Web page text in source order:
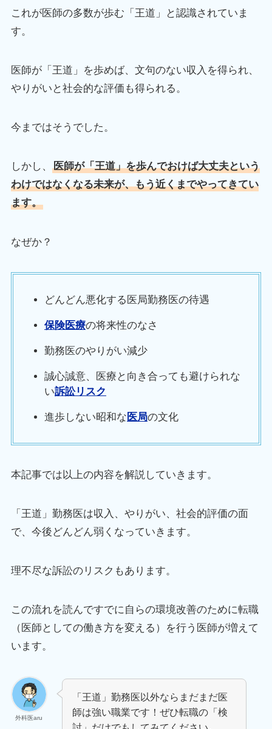
これが医師の多数が歩む「王道」と認識されていま
す。
医師が「王道」を歩めば、文句のない収入を得られ、
やりがいと社会的な評価も得られる。
今まではそうでした。
しかし、
医師が「王道」を歩んでおけば大丈夫という
わけではなくなる未来が、もう近くまでやってきてい
ます。
なぜか？
どんどん悪化する医局勤務医の待遇
保険医療の将来性のなさ
勤務医のやりがい減少
誠心誠意、医療と向き合っても避けられな
い訴訟リスク
進歩しない昭和な 医局の文化
本記事では以上の内容を解説していきます。
「王道」勤務医は収入、やりがい、社会的評価の面
で、今後どんどん弱くなっていきます。
理不尽な訴訟のリスクもあります。
この流れを読んですでに自らの環境改善のために転職
（医師としての働き方を変える）を行う医師が増えて
います。
外科医aru
「王道」勤務医以外ならまだまだ医
師は強い職業です！ぜひ転職の「検